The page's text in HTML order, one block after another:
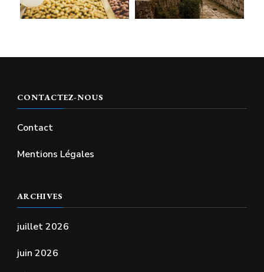
CONTACTEZ-NOUS
Contact
Mentions Légales
ARCHIVES
juillet 2026
juin 2026